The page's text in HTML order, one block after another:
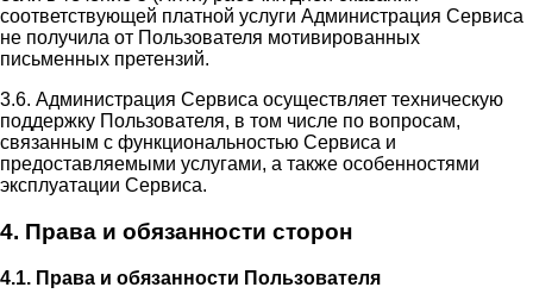
соответствующей платной услуги Администрация Сервиса
не получила от Пользователя мотивированных
письменных претензий.
3.6. Администрация Сервиса осуществляет техническую
поддержку Пользователя, в том числе по вопросам,
связанным с функциональностью Сервиса и
предоставляемыми услугами, а также особенностями
эксплуатации Сервиса.
4. Права и обязанности сторон
4.1. Права и обязанности Пользователя